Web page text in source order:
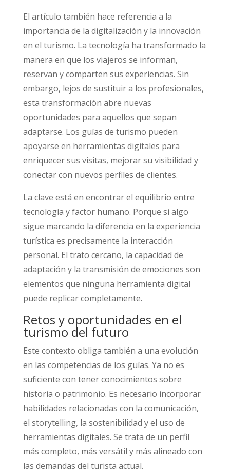
El artículo también hace referencia a la
importancia de la digitalización y la innovación
en el turismo. La tecnología ha transformado la
manera en que los viajeros se informan,
reservan y comparten sus experiencias. Sin
embargo, lejos de sustituir a los profesionales,
esta transformación abre nuevas
oportunidades para aquellos que sepan
adaptarse. Los guías de turismo pueden
apoyarse en herramientas digitales para
enriquecer sus visitas, mejorar su visibilidad y
conectar con nuevos perfiles de clientes.
La clave está en encontrar el equilibrio entre
tecnología y factor humano. Porque si algo
sigue marcando la diferencia en la experiencia
turística es precisamente la interacción
personal. El trato cercano, la capacidad de
adaptación y la transmisión de emociones son
elementos que ninguna herramienta digital
puede replicar completamente.
Retos y oportunidades en el
turismo del futuro
Este contexto obliga también a una evolución
en las competencias de los guías. Ya no es
suficiente con tener conocimientos sobre
historia o patrimonio. Es necesario incorporar
habilidades relacionadas con la comunicación,
el storytelling, la sostenibilidad y el uso de
herramientas digitales. Se trata de un perfil
más completo, más versátil y más alineado con
las demandas del turista actual.